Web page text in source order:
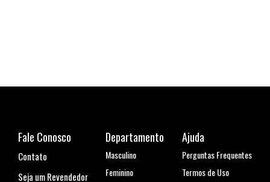
Fale Conosco
Contato
Seja um Revendedor
Departamento
Masculino
Feminino
Ajuda
Perguntas Frequentes
Termos de Uso